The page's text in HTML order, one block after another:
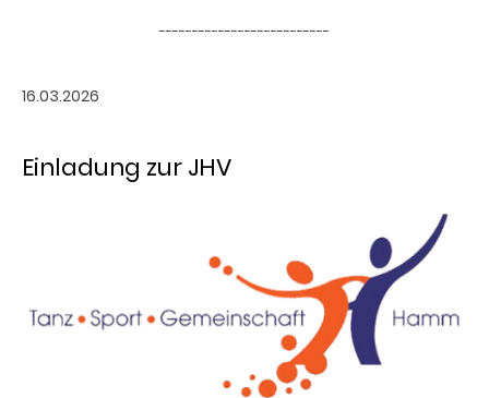
--------------------------
16.03.2026
Einladung zur JHV